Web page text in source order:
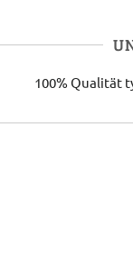
100% Qualität